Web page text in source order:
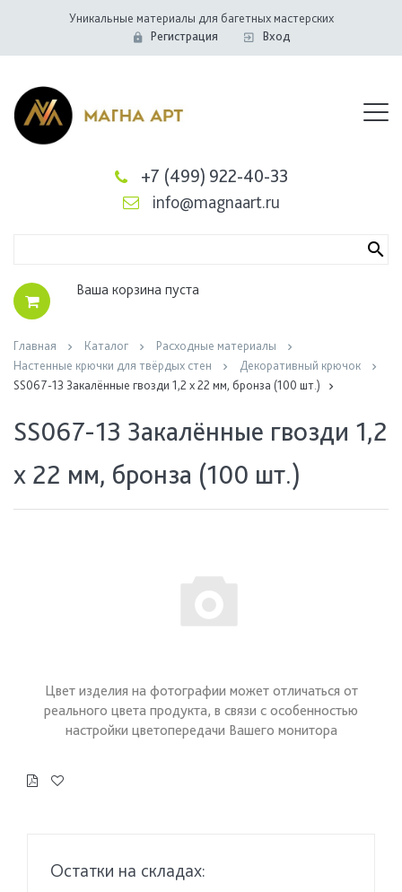
Уникальные материалы для багетных мастерских
Регистрация
Вход
+7 (499) 922-40-33
info@magnaart.ru
Ваша корзина пуста
Главная Каталог
Расходные материалы
Настенные крючки для твёрдых стен
Декоративный крючок
SS067-13 Закалённые гвозди 1,2 х 22 мм, бронза (100 шт.)
SS067-13 Закалённые гвозди 1,2
х 22 мм, бронза (100 шт.)
Цвет изделия на фотографии может отличаться от
реального цвета продукта, в связи с особенностью
настройки цветопередачи Вашего монитора
Остатки на складах: